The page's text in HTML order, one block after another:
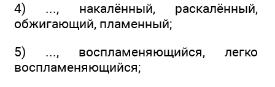
4) ..., накалённый, раскалённый,
обжигающий, пламенный;
5) ..., воспламеняющийся, легко
воспламеняющийся;